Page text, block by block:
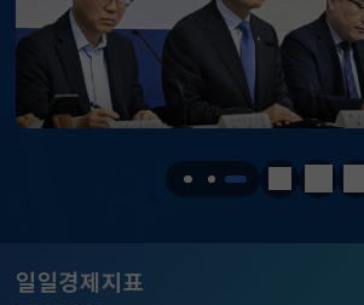
정지 이전
일일경제지표
KOSDAQ
국고채(3년)
달러-원